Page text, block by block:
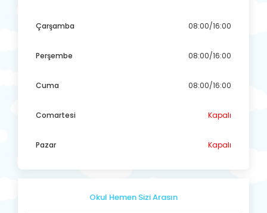
Çarşamba 08:00/16:00
Perşembe 08:00/16:00
Cuma 08:00/16:00
Comartesi Kapalı
Pazar Kapalı
Okul Hemen Sizi Arasın